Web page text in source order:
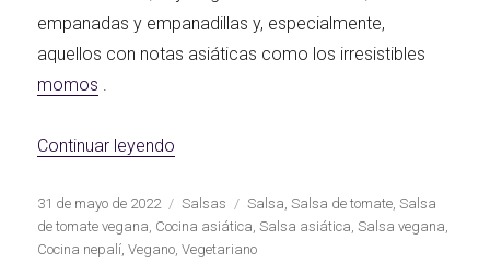
Las Hamburguesas
empanadas y empanadillas y, especialmente,
aquellos con notas asiáticas como los irresistibles
momos
Continuar leyendo
Publicado
el
31 de mayo de 2022 Categorías
Salsas Etiquetas
Salsa ,Salsa de tomate ,Salsa
de tomate vegana Cocina asiática ,Salsa asiática ,Salsa vegana
Cocina nepalí ,Vegano ,Vegetariano